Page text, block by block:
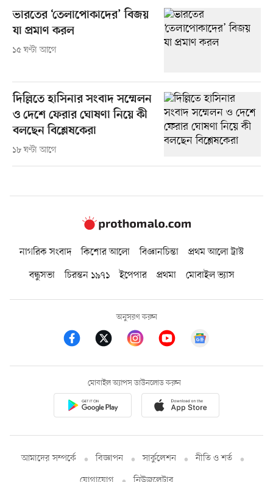
ভারতের ‘তেলাপোকাদের’ বিজয়
যা প্রমাণ করল
১৫ ঘণ্টা আগে
দিল্লিতে হাসিনার সংবাদ সম্মেলন
ও দেশে ফেরার ঘোষণা নিয়ে কী
বলছেন বিশ্লেষকেরা
১৮ ঘণ্টা আগে
নাগরিক সংবাদ কিশোর আলো বিজ্ঞানচিন্তা
প্রথম আলো ট্রাস্ট
বন্ধুসভা
চিরন্তন ১৯৭১ ইপেপার প্রথমা মোবাইল ভ্যাস
অনুসরণ করুন
মোবাইল অ্যাপস ডাউনলোড করুন
আমাদের সম্পর্কে বিজ্ঞাপন সার্কুলেশন
নীতি ও শর্ত